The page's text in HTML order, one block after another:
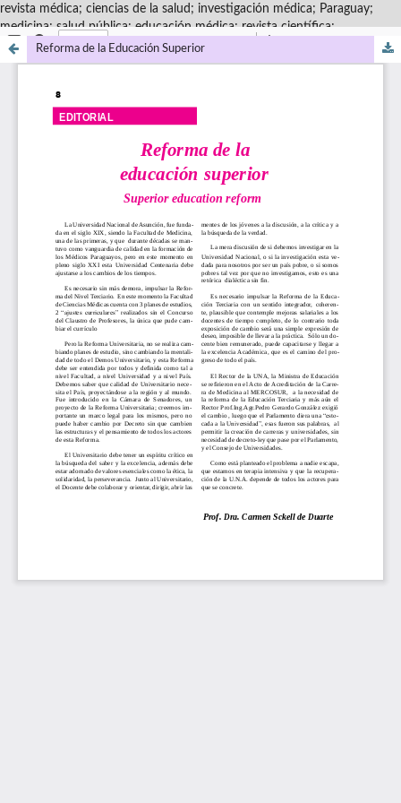
revista médica; ciencias de la salud; investigación médica; Paraguay;
medicina; salud pública; educación médica; revista científica;
Reforma de la Educación Superior